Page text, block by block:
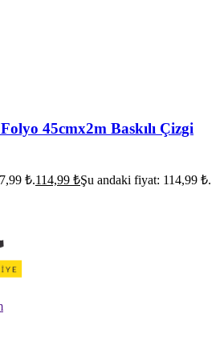
45cmx2m Baskılı Çizgi
₺.114,99 ₺Şu andaki fiyat: 114,99 ₺.